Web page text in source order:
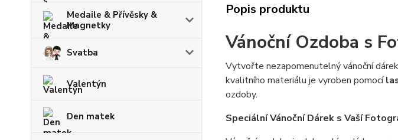
Medaile & Přívěsky &
Magnetky
Svatba
Valentýn
Den matek
Popis produktu
Vánoční Ozdoba s
Vytvořte nezapomenutelný vánoční
kvalitního materiálu je vyroben pomocí
ozdoby.
Speciální Vánoční Dárek s Vaší